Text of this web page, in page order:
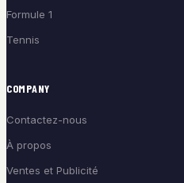
Formule 1
Tennis
COMPANY
Contactez-nous
À propos
Ventes et Publicité